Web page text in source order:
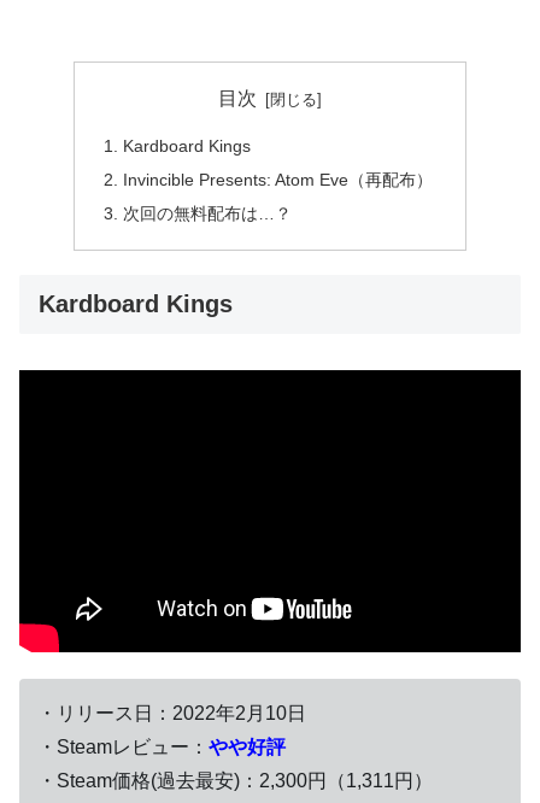
目次
Kardboard Kings
Invincible Presents: Atom Eve（再配布）
次回の無料配布は…？
Kardboard Kings
・リリース日：2022年2月10日
・Steamレビュー： やや好評
・Steam価格(過去最安)：2,300円（1,311円）